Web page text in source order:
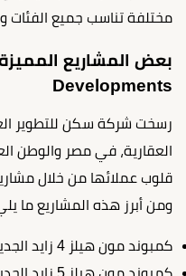
مختلفة تناسب جميع الفئات
Developments
رسخت شركة سكن للتطوير
العقارية، في مصر والوطن
قلوب عملائها من خلال
ومن أبرز هذه المشاريع ما
كمبوند مون هيلز 4 زايد الجديدة.